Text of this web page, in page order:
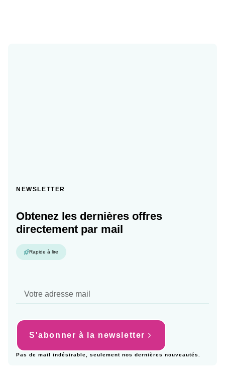
NEWSLETTER
Obtenez les dernières offres
directement par mail
Rapide à lire
S'abonner à la newsletter
Pas de mail indésirable, seulement nos dernières nouveautés.